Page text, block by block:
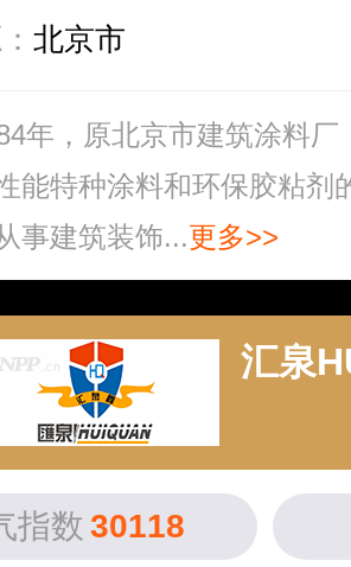
北京市
年，原北京市建筑涂料
能特种涂料和环保胶粘剂
事建筑装饰...更多>>
汇泉
指数 30118